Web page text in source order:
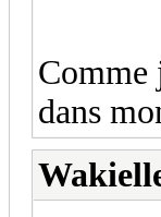
Comme
dans